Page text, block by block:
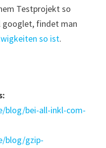
Testprojekt so
googlet, findet man
so ist.
blog/bei-all-inkl-com-
blog/gzip-